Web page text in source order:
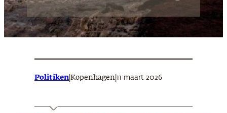
Politiken Kopenhagen 11 maart 2026